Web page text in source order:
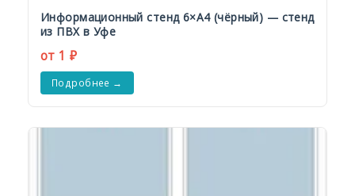
Информационный стенд 6×А4 (чёрный) — стенд
из ПВХ в Уфе
от 1 ₽
Подробнее →